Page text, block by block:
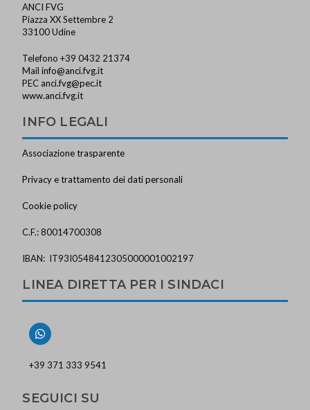
ANCI FVG
Piazza XX Settembre 2
33100 Udine
Telefono +39 0432 21374
Mailinfo@anci.fvg.it
PEC anci.fvg@pec.it
www.anci.fvg.it
INFO LEGALI
Associazione trasparente
Privacy e trattamento dei dati personali
Cookie policy
C.F.: 80014700308
IBAN: IT93I0548412305000001002197
LINEA DIRETTA PER I SINDACI
+39 371 333 9541
SEGUICI SU